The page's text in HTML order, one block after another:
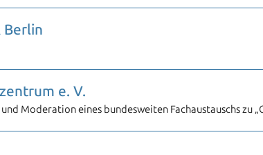
Berlin
e. V.
Moderation eines bundesweiten Fachaustauschs zu